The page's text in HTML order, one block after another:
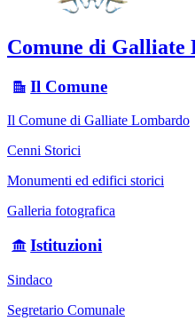
Comune di Galliate
Il Comune
Il Comune di Galliate Lombardo
Cenni Storici
Monumenti ed edifici storici
Galleria fotografica
Istituzioni
Sindaco
Segretario Comunale